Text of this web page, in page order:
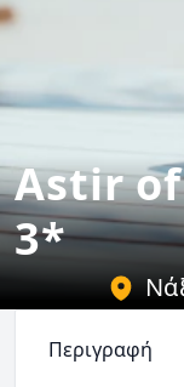
Astir
3*
Περιγραφή